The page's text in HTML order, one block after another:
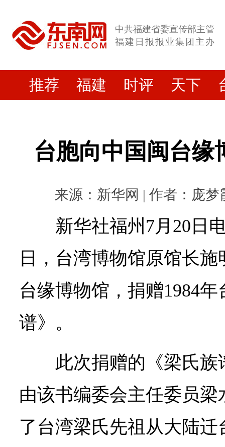
中共福建省委宣传部主管
福建日报报业集团主办
推荐 福建 时评 天下
台胞向中国闽台缘
来源：新华网 | 作者：庞梦
新华社福州7月20日
日，台湾博物馆原馆长
台缘博物馆，捐赠1984
谱》。
此次捐赠的《梁氏
由该书编委会主任委员
了台湾梁氏先祖从大陆